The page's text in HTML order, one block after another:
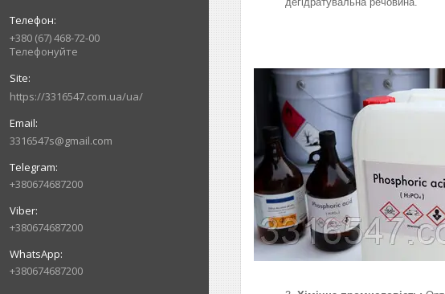
+380 (67) 468-72-00
Телефонуйте
https://3316547.com.ua/ua/
3316547s@gmail.com
+380674687200
+380674687200
+380674687200